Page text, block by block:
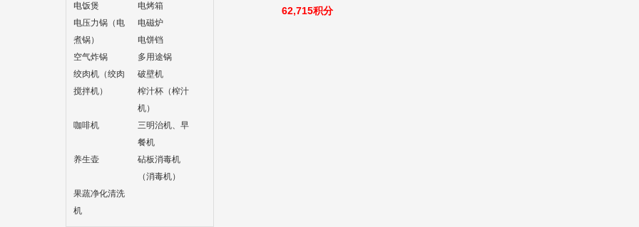
电饭煲
电烤箱
电压力锅（电
煮锅）
电磁炉
电饼铛
空气炸锅
多用途锅
绞肉机（绞肉
搅拌机）
破壁机
榨汁杯（榨汁
机）
咖啡机
三明治机、早
餐机
养生壶
砧板消毒机
（消毒机）
果蔬净化清洗
机
62,715积分